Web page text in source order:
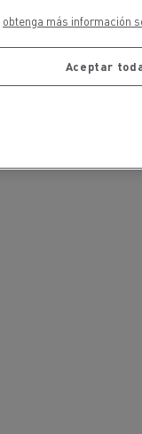
obtenga más información
Aceptar